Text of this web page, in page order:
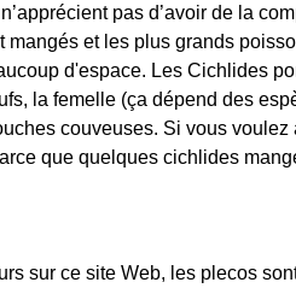
pas d’avoir de la
et les plus grands
d'espace. Les Cichlides
la femelle (ça dépend des
couveuses. Si vous
que quelques cichlides
sur ce site Web, les plecos